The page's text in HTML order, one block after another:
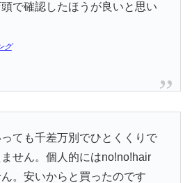
で確認したほうが良いと思い
グ
ても千差万別でひとくくりで
せん。個人的にはno!no!hair
。安いからと買ったのです